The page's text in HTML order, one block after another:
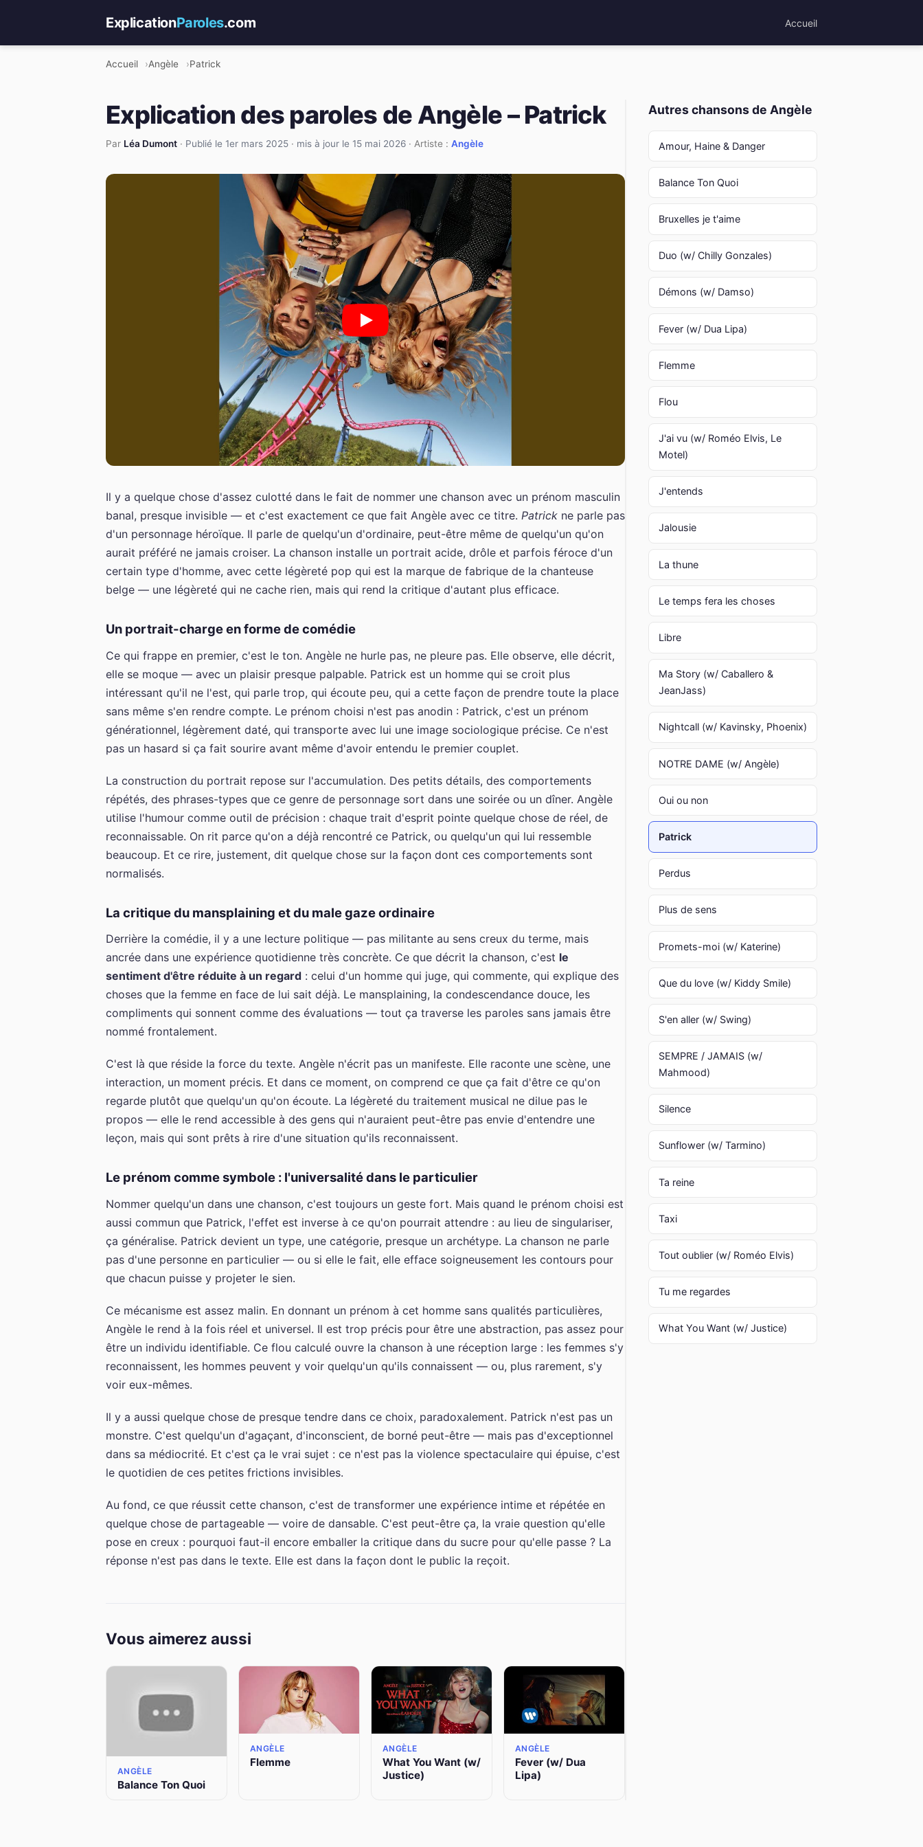
ExplicationParoles.com Accueil
Accueil Angèle Patrick
Explication des paroles de Angèle – Patrick
Par Léa Dumont · Publié le 1er mars 2025 · mis à jour le 15 mai 2026 · Artiste : Angèle
Il y a quelque chose d'assez culotté dans le fait de nommer une chanson avec un prénom masculin
banal, presque invisible — et c'est exactement ce que fait Angèle avec ce titre. Patrick ne parle pas
d'un personnage héroïque. Il parle de quelqu'un d'ordinaire, peut-être même de quelqu'un qu'on
aurait préféré ne jamais croiser. La chanson installe un portrait acide, drôle et parfois féroce d'un
certain type d'homme, avec cette légèreté pop qui est la marque de fabrique de la chanteuse
belge — une légèreté qui ne cache rien, mais qui rend la critique d'autant plus efficace.
Un portrait-charge en forme de comédie
Ce qui frappe en premier, c'est le ton. Angèle ne hurle pas, ne pleure pas. Elle observe, elle décrit,
elle se moque — avec un plaisir presque palpable. Patrick est un homme qui se croit plus
intéressant qu'il ne l'est, qui parle trop, qui écoute peu, qui a cette façon de prendre toute la place
sans même s'en rendre compte. Le prénom choisi n'est pas anodin : Patrick, c'est un prénom
générationnel, légèrement daté, qui transporte avec lui une image sociologique précise. Ce n'est
pas un hasard si ça fait sourire avant même d'avoir entendu le premier couplet.
La construction du portrait repose sur l'accumulation. Des petits détails, des comportements
répétés, des phrases-types que ce genre de personnage sort dans une soirée ou un dîner. Angèle
utilise l'humour comme outil de précision : chaque trait d'esprit pointe quelque chose de réel, de
reconnaissable. On rit parce qu'on a déjà rencontré ce Patrick, ou quelqu'un qui lui ressemble
beaucoup. Et ce rire, justement, dit quelque chose sur la façon dont ces comportements sont
normalisés.
La critique du mansplaining et du male gaze ordinaire
Derrière la comédie, il y a une lecture politique — pas militante au sens creux du terme, mais
ancrée dans une expérience quotidienne très concrète. Ce que décrit la chanson, c'est le
sentiment d'être réduite à un regard : celui d'un homme qui juge, qui commente, qui explique des
choses que la femme en face de lui sait déjà. Le mansplaining, la condescendance douce, les
compliments qui sonnent comme des évaluations — tout ça traverse les paroles sans jamais être
nommé frontalement.
C'est là que réside la force du texte. Angèle n'écrit pas un manifeste. Elle raconte une scène, une
interaction, un moment précis. Et dans ce moment, on comprend ce que ça fait d'être ce qu'on
regarde plutôt que quelqu'un qu'on écoute. La légèreté du traitement musical ne dilue pas le
propos — elle le rend accessible à des gens qui n'auraient peut-être pas envie d'entendre une
leçon, mais qui sont prêts à rire d'une situation qu'ils reconnaissent.
Le prénom comme symbole : l'universalité dans le particulier
Nommer quelqu'un dans une chanson, c'est toujours un geste fort. Mais quand le prénom choisi est
aussi commun que Patrick, l'effet est inverse à ce qu'on pourrait attendre : au lieu de singulariser,
ça généralise. Patrick devient un type, une catégorie, presque un archétype. La chanson ne parle
pas d'une personne en particulier — ou si elle le fait, elle efface soigneusement les contours pour
que chacun puisse y projeter le sien.
Ce mécanisme est assez malin. En donnant un prénom à cet homme sans qualités particulières,
Angèle le rend à la fois réel et universel. Il est trop précis pour être une abstraction, pas assez pour
être un individu identifiable. Ce flou calculé ouvre la chanson à une réception large : les femmes s'y
reconnaissent, les hommes peuvent y voir quelqu'un qu'ils connaissent — ou, plus rarement, s'y
voir eux-mêmes.
Il y a aussi quelque chose de presque tendre dans ce choix, paradoxalement. Patrick n'est pas un
monstre. C'est quelqu'un d'agaçant, d'inconscient, de borné peut-être — mais pas d'exceptionnel
dans sa médiocrité. Et c'est ça le vrai sujet : ce n'est pas la violence spectaculaire qui épuise, c'est
le quotidien de ces petites frictions invisibles.
Au fond, ce que réussit cette chanson, c'est de transformer une expérience intime et répétée en
quelque chose de partageable — voire de dansable. C'est peut-être ça, la vraie question qu'elle
pose en creux : pourquoi faut-il encore emballer la critique dans du sucre pour qu'elle passe ? La
réponse n'est pas dans le texte. Elle est dans la façon dont le public la reçoit.
Vous aimerez aussi
ANGÈLE
Balance Ton Quoi
ANGÈLE
Flemme
ANGÈLE
What You Want (w/
Justice)
ANGÈLE
Fever (w/ Dua
Lipa)
Autres chansons de Angèle
Amour, Haine & Danger
Balance Ton Quoi
Bruxelles je t'aime
Duo (w/ Chilly Gonzales)
Démons (w/ Damso)
Fever (w/ Dua Lipa)
Flemme
Flou
J'ai vu (w/ Roméo Elvis, Le
Motel)
J'entends
Jalousie
La thune
Le temps fera les choses
Libre
Ma Story (w/ Caballero &
JeanJass)
Nightcall (w/ Kavinsky, Phoenix)
NOTRE DAME (w/ Angèle)
Oui ou non
Patrick
Perdus
Plus de sens
Promets-moi (w/ Katerine)
Que du love (w/ Kiddy Smile)
S'en aller (w/ Swing)
SEMPRE / JAMAIS (w/
Mahmood)
Silence
Sunflower (w/ Tarmino)
Ta reine
Taxi
Tout oublier (w/ Roméo Elvis)
Tu me regardes
What You Want (w/ Justice)